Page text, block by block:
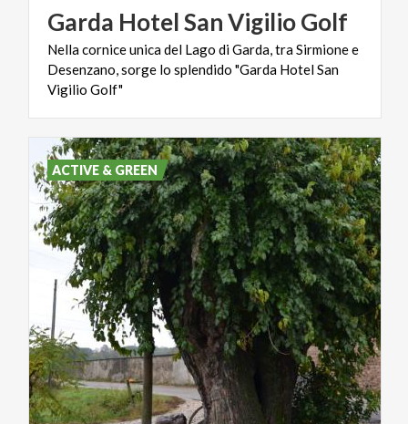
Garda HotelSanVigilioGolf
Nella cornice unica del Lago di Garda, tra Sirmione e
Desenzano, sorge lo splendido "Garda Hotel San
Vigilio Golf"
ACTIVE & GREEN